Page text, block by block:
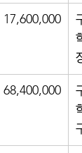
17,600,000
68,400,000